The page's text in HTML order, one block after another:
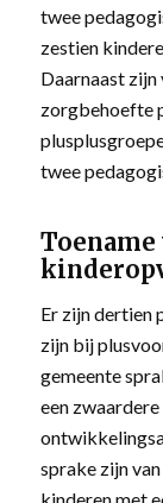
twee
zestien
Daarnaast
zorgbehoefte
twee
Er zijn dertien
zijn bij
gemeente
een
sprake zijn